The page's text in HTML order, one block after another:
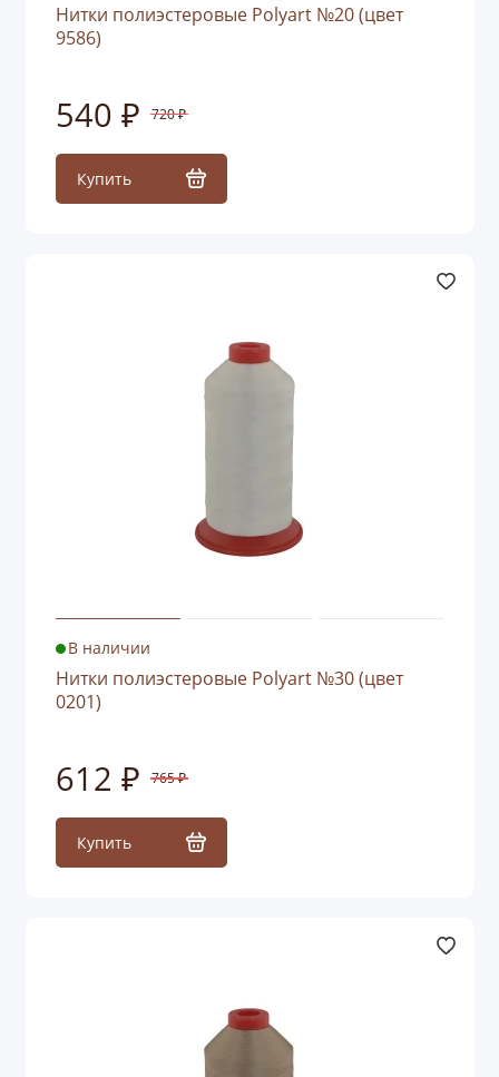
Нитки полиэстеровые Polyart №20 (цвет
9586)
540 ₽ 720 ₽
Купить
В наличии
Нитки полиэстеровые Polyart №30 (цвет
0201)
612 ₽ 765 ₽
Купить